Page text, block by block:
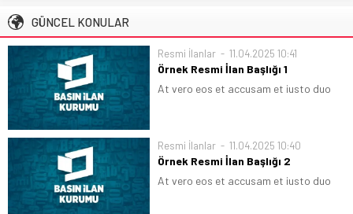
GÜNCEL KONULAR
Resmi İlanlar 11.04.2025 10:41
Örnek Resmi İlan Başlığı 1
At vero eos et accusam et justo duo
ipsum dolor sit...
Resmi İlanlar 11.04.2025 10:40
Örnek Resmi İlan Başlığı 2
At vero eos et accusam et justo duo